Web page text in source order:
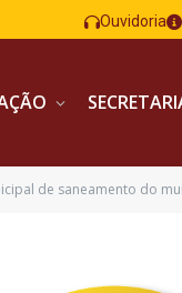
Ouvidoria
do município e dá